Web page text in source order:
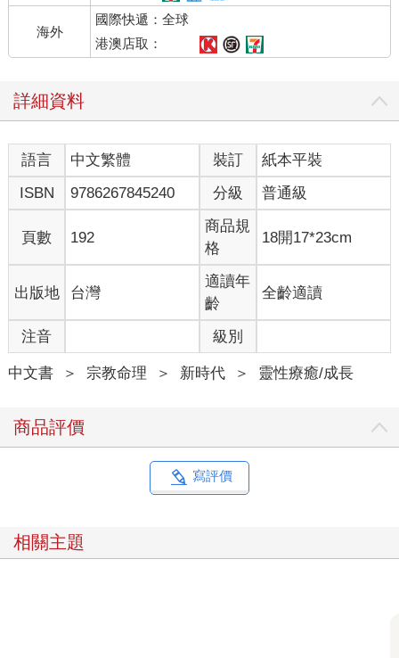
公式，是經過多年的探索和實驗才發現的。
改變未來的第一步是願望或渴望，也就是去定義你的目標——清
楚知道自己究竟想要什麼。
第二步是構思一個你相信在願望實現後你會遇到的事，一個意味
第三步是保持身體不動，誘發一種類似睡眠的狀態——全身放鬆
地躺在床上或坐在椅子上，想像自己很睏；然後閉上眼睛，將注
意力集中在想像你所要體驗的動作上——在心中感覺自己正在進
入所設想的動作。
同時想像自己實際上正在此時此地執行這動作。必須要一直參與
這想像中的動作，不能僅在一旁觀看，必須要感覺到自己真的在
從事這動作，這樣想像中的感覺對你來說才會是真實的。
重要的是，要永遠記住，所設想的行動必須是在願望實現後接下
來會發生的；而且，必須讓自己感同身受地融入到這個行動中，
直到這整件事變得非常真實，活靈活現。
比方說：你希望自己能夠升官或升職，如果這個願望真的實現，
那麼，接下來你應當會受到大家祝賀——這便是你遇到的事件。
在選好這個你要在想像中體驗的動作後，就讓身體保持不動，試
著進入類似睡眠的狀態，這是種昏昏欲睡的感覺，但在這種狀態
下，仍然能夠控制你的思考方向，這時你可以毫不費力地專心思
現在，想像一個朋友站在你面前。伸出你那隻想像的手，放到他
的手上。
與他展開對話。不要想像自己在一個遙遠的時空接受升遷的祝
賀，而是要把對方帶來這裡，讓未來進入當下。
的是，在這個維度更大的世界中，現在就等同於日常生活普通三
維空間中的這裡。
海外
國際快遞：全球
港澳店取：
詳細資料
語言 中文繁體 裝訂
紙本平裝
ISBN
9786267845240 分級 普通級
頁數 192
商品規
格
18開17*23cm
出版地 台灣
適讀年
齡
全齡適讀
注音 級別
中文書 ＞ 宗教命理 ＞ 新時代 ＞ 靈性療癒/成長
商品評價
寫評價
相關主題